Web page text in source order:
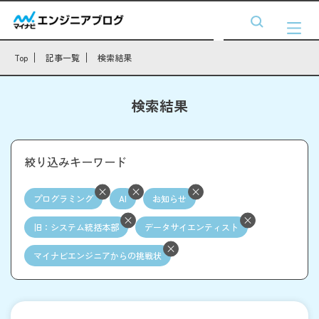
Top 記事一覧 検索結果
検索結果
絞り込みキーワード
プログラミング AI お知らせ
旧：システム統括本部 データサイエンティスト
マイナビエンジニアからの挑戦状